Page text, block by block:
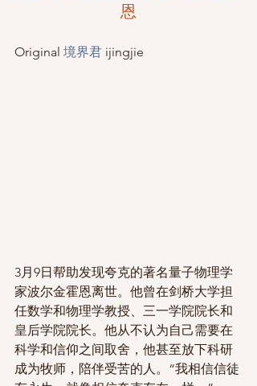
恩
Original 境界君 ijingjie
3月9日帮助发现夸克的著名量子物理学
家波尔金霍恩离世。他曾在剑桥大学担
任数学和物理学教授、三一学院院长和
皇后学院院长。他从不认为自己需要在
科学和信仰之间取舍，他甚至放下科研
成为牧师，陪伴受苦的人。“我相信信徒